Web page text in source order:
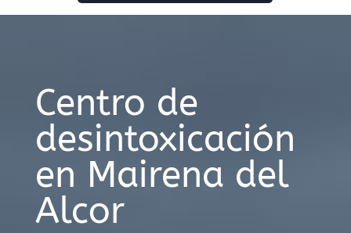
Centro de
desintoxicación
en Mairena del
Alcor